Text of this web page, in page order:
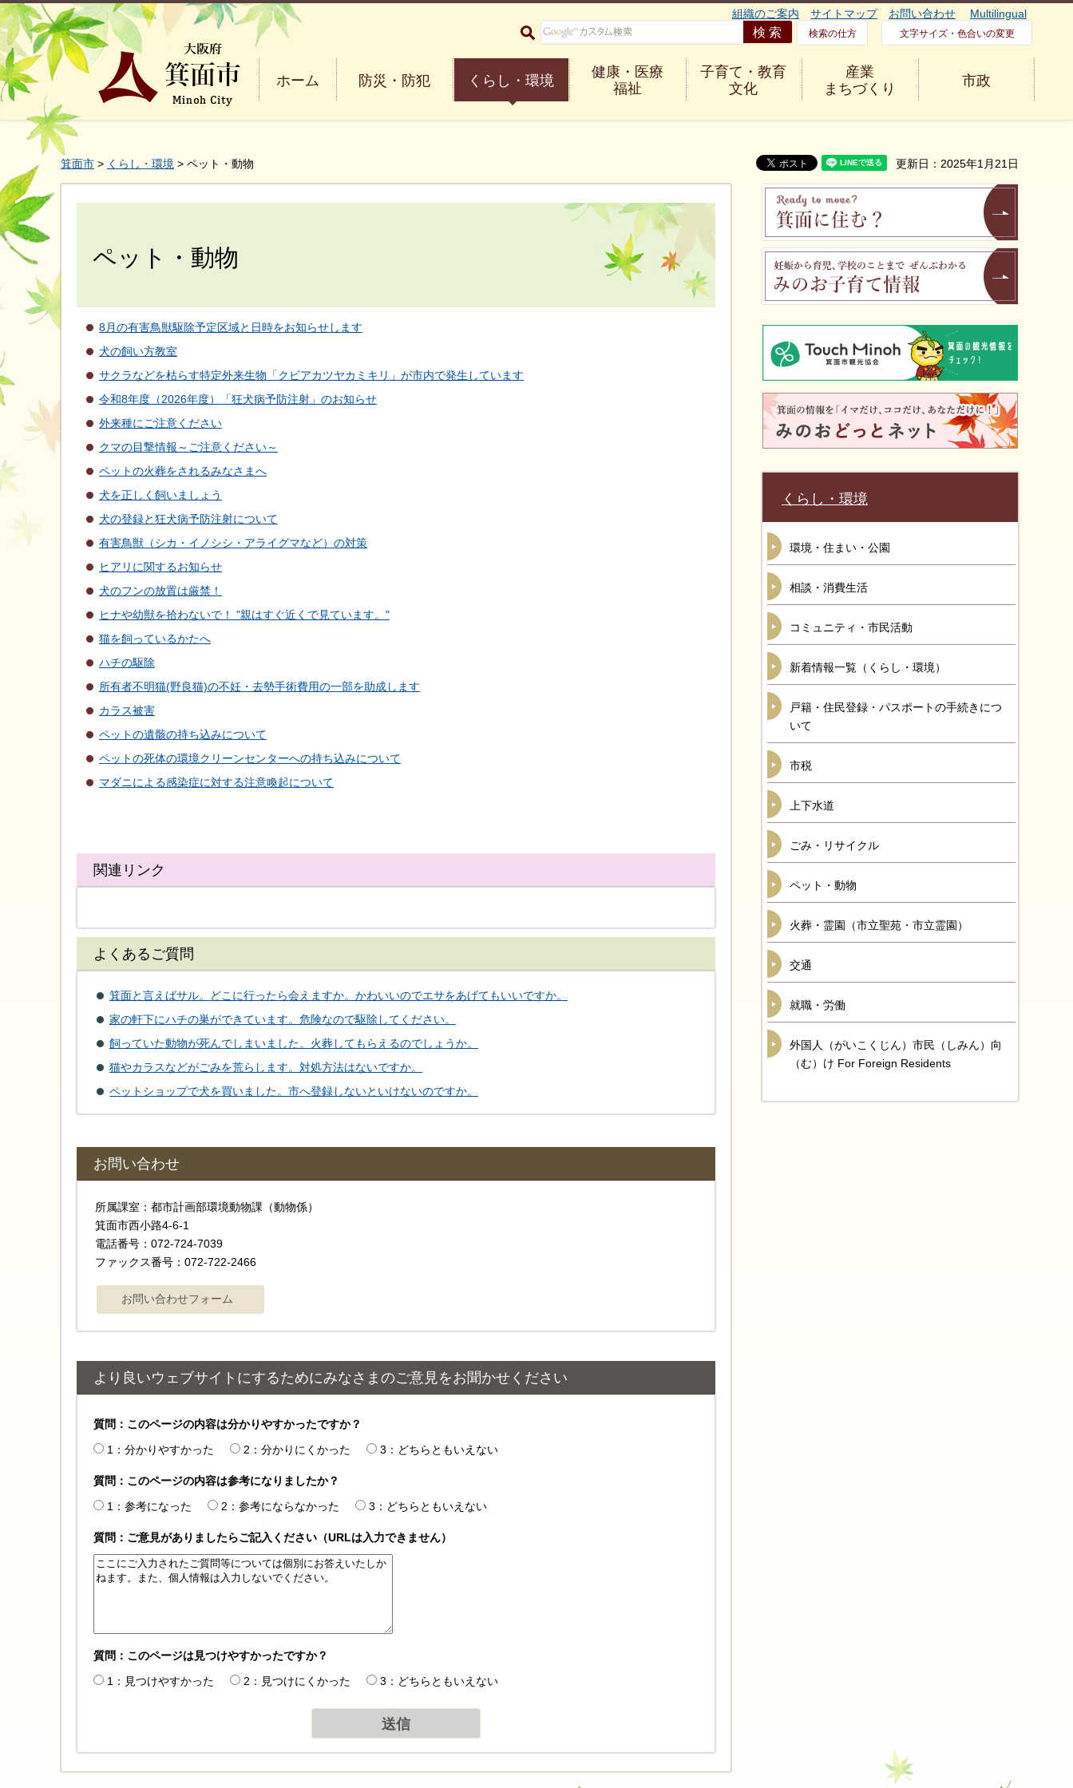
大阪府箕面市 Minoh City
組織のご案内 サイトマップ お問い合わせ Multilingual
検索の仕方 文字サイズ・色合いの変更
ホーム 防災・防犯 くらし・環境
健康・医療
福祉
子育て・教育
文化
産業
まちづくり
市政
箕面市 > くらし・環境 > ペット・動物 更新日：2025年1月21日
ペット・動物
8月の有害鳥獣駆除予定区域と日時をお知らせします
犬の飼い方教室
サクラなどを枯らす特定外来生物「クビアカツヤカミキリ」が市内で発生しています
令和8年度（2026年度）「狂犬病予防注射」のお知らせ
外来種にご注意ください
クマの目撃情報～ご注意ください～
ペットの火葬をされるみなさまへ
犬を正しく飼いましょう
犬の登録と狂犬病予防注射について
有害鳥獣（シカ・イノシシ・アライグマなど）の対策
ヒアリに関するお知らせ
犬のフンの放置は厳禁！
ヒナや幼獣を拾わないで！ "親はすぐ近くで見ています。"
猫を飼っているかたへ
ハチの駆除
所有者不明猫(野良猫)の不妊・去勢手術費用の一部を助成します
カラス被害
ペットの遺骸の持ち込みについて
ペットの死体の環境クリーンセンターへの持ち込みについて
マダニによる感染症に対する注意喚起について
関連リンク
よくあるご質問
箕面と言えばサル。どこに行ったら会えますか。かわいいのでエサをあげてもいいですか。
家の軒下にハチの巣ができています。危険なので駆除してください。
飼っていた動物が死んでしまいました。火葬してもらえるのでしょうか。
猫やカラスなどがごみを荒らします。対処方法はないですか。
ペットショップで犬を買いました。市へ登録しないといけないのですか。
お問い合わせ
所属課室：都市計画部環境動物課（動物係）
箕面市西小路4-6-1
電話番号：072-724-7039
ファックス番号：072-722-2466
より良いウェブサイトにするためにみなさまのご意見をお聞かせください
質問：このページの内容は分かりやすかったですか？
1：分かりやすかった
2：分かりにくかった 3：どちらともいえない
質問：このページの内容は参考になりましたか？
1：参考になった
2：参考にならなかった 3：どちらともいえない
質問：ご意見がありましたらご記入ください（URLは入力できません）
質問：このページは見つけやすかったですか？
1：見つけやすかった
2：見つけにくかった 3：どちらともいえない
くらし・環境
環境・住まい・公園
相談・消費生活
コミュニティ・市民活動
新着情報一覧（くらし・環境）
戸籍・住民登録・パスポートの手続きにつ
いて
市税
上下水道
ごみ・リサイクル
ペット・動物
火葬・霊園（市立聖苑・市立霊園）
交通
就職・労働
外国人（がいこくじん）市民（しみん）向
（む）け For Foreign Residents